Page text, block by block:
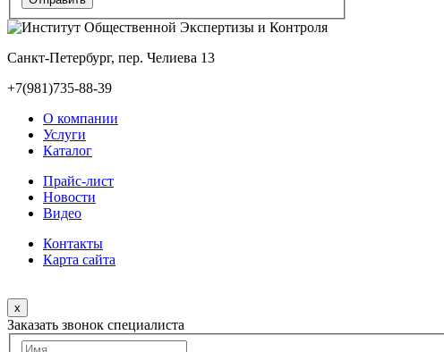
Санкт-Петербург, пер. Челиева 13
+7(981)735-88-39
О компании
Услуги
Каталог
Прайс-лист
Новости
Видео
Контакты
Карта сайта
x
Заказать звонок специалиста